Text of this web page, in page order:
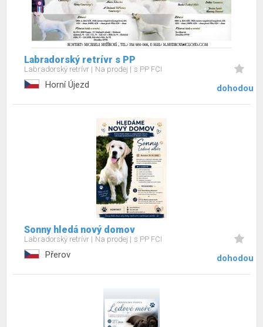
Labradorský retrívr s PP
Labradorský retrívr Na prodej s PP FCI
Horní Újezd dohodou
Sonny hledá nový domov
Labradorský retrívr Na prodej s PP FCI
Přerov dohodou